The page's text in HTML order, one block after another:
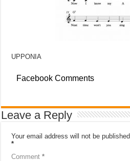
UPPONIA
Facebook Comments
Leave a Reply
Your email address will not be published.
*
Comment*